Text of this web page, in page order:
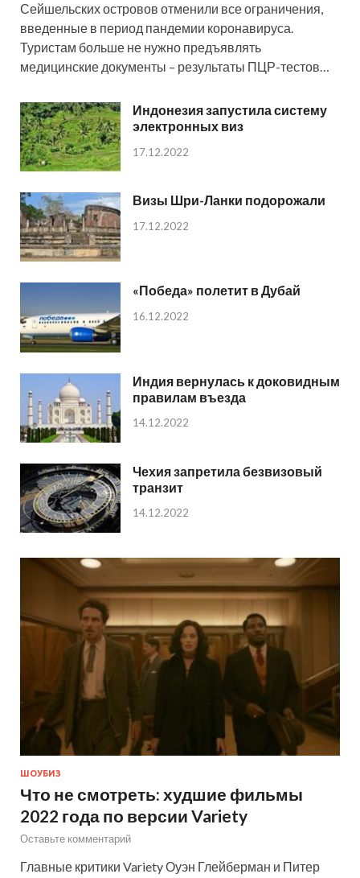
Сейшельских островов отменили все ограничения,
введенные в период пандемии коронавируса.
Туристам больше не нужно предъявлять
медицинские документы – результаты ПЦР-тестов…
Индонезия запустила систему
электронных виз
17.12.2022
Визы Шри-Ланки подорожали
17.12.2022
«Победа» полетит в Дубай
16.12.2022
Индия вернулась к доковидным
правилам въезда
14.12.2022
Чехия запретила безвизовый
транзит
14.12.2022
ШОУБИЗ
Что не смотреть: худшие фильмы
2022 года по версии Variety
Оставьте комментарий
Главные критики Variety Оуэн Глейберман и Питер